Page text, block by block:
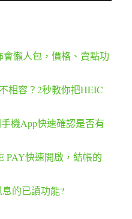
會懶人包，價格、賣點功
相容？2秒教你把HEIC
機App快速確認是否有
PAY快速開啟，結帳的
息的已讀功能?